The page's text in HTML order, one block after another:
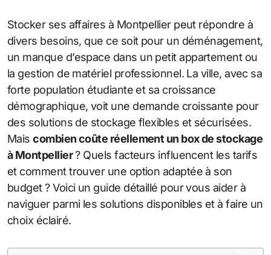
Stocker ses affaires à Montpellier peut répondre à
divers besoins, que ce soit pour un déménagement,
un manque d’espace dans un petit appartement ou
la gestion de matériel professionnel. La ville, avec sa
forte population étudiante et sa croissance
démographique, voit une demande croissante pour
des solutions de stockage flexibles et sécurisées.
Maiscombien coûte réellement un box de stockage
à Montpellier? Quels facteurs influencent les tarifs
et comment trouver une option adaptée à son
budget ? Voici un guide détaillé pour vous aider à
naviguer parmi les solutions disponibles et à faire un
choix éclairé.